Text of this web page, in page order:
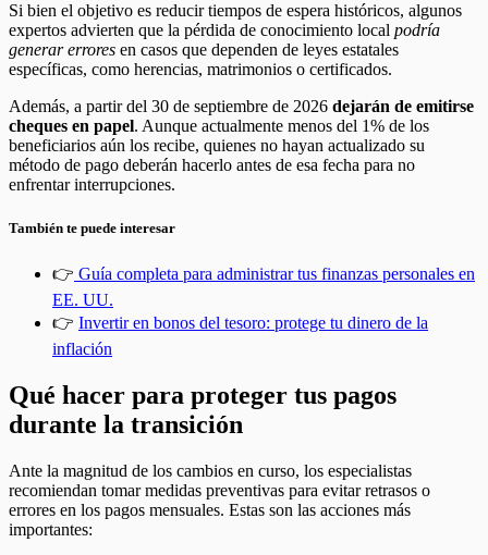
Si bien el objetivo es reducir tiempos de espera históricos, algunos
expertos advierten que la pérdida de conocimiento local podría
generar errores en casos que dependen de leyes estatales
específicas, como herencias, matrimonios o certificados.
Además, a partir del 30 de septiembre de 2026 dejarán de emitirse
cheques en papel. Aunque actualmente menos del 1% de los
beneficiarios aún los recibe, quienes no hayan actualizado su
método de pago deberán hacerlo antes de esa fecha para no
enfrentar interrupciones.
También te puede interesar
👉 Guía completa para administrar tus finanzas personales en
EE. UU.
👉 Invertir en bonos del tesoro: protege tu dinero de la
inflación
Qué hacer para proteger tus pagos
durante la transición
Ante la magnitud de los cambios en curso, los especialistas
recomiendan tomar medidas preventivas para evitar retrasos o
errores en los pagos mensuales. Estas son las acciones más
importantes: